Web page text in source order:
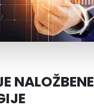
NALOŽBENE